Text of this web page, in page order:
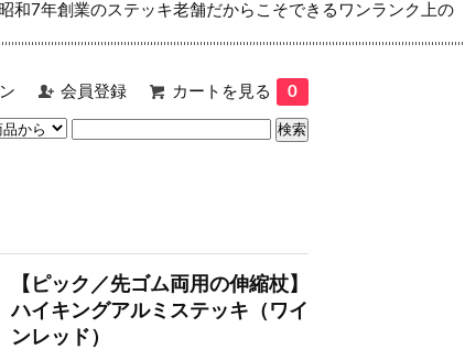
和7年創業のステッキ老舗だからこそできるワンランク上の
会員登録 カートを見る 0
【ピック／先ゴム両用の伸縮杖】
ハイキングアルミステッキ（ワイ
ンレッド）